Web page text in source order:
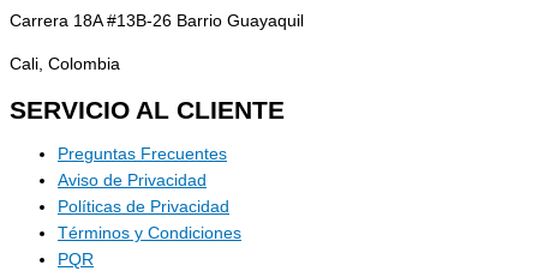
Carrera 18A #13B-26 Barrio Guayaquil
Cali, Colombia
SERVICIO AL CLIENTE
Preguntas Frecuentes
Aviso de Privacidad
Políticas de Privacidad
Términos y Condiciones
PQR